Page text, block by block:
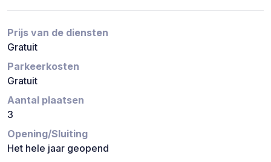
Prijs van de diensten
Gratuit
Parkeerkosten
Gratuit
Aantal plaatsen
3
Opening/Sluiting
Het hele jaar geopend